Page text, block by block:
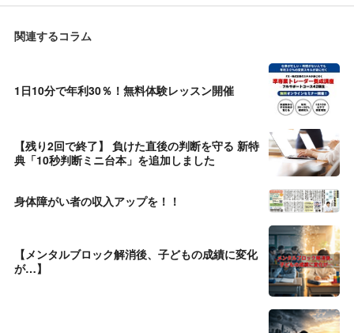
関連するコラム
1日10分で年利30％！無料体験レッスン開催
【残り2回で終了】 負けた直後の判断を守る 新特
典「10秒判断ミニ台本」を追加しました
身体障がい者の収入アップを！！
【メンタルブロック解消後、子どもの成績に変化
が…】